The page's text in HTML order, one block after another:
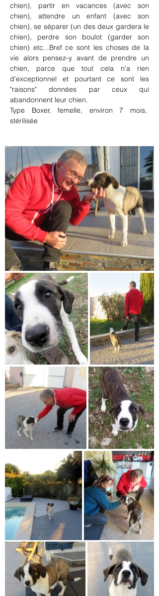
chien), partir en vacances (avec son
chien), attendre un enfant (avec son
chien), se séparer (un des deux gardera le
chien), perdre son boulot (garder son
chien) etc...Bref ce sont les choses de la
vie alors pensez-y avant de prendre un
chien, parce que tout cela n'a rien
d'exceptionnel et pourtant ce sont les
"raisons" données par ceux qui
abandonnent leur chien.
Type Boxer, femelle, environ 7 mois,
stérilisée